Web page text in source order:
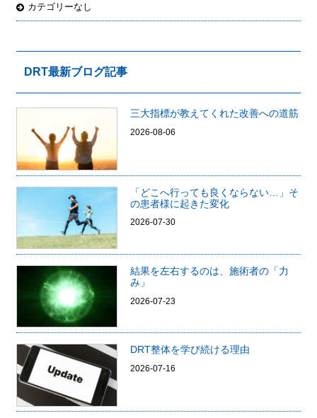
カテゴリーなし
DRT最新ブログ記事
三大指標が教えてくれた改善への道筋
2026-08-06
「どこへ行っても良くならない…」そ
の患者様に起きた変化
2026-07-30
結果を左右するのは、施術者の「力
み」
2026-07-23
DRT整体を学び続ける理由
2026-07-16